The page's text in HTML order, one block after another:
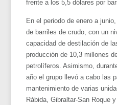
frente a los 5,5 dólares por
En el periodo de enero a
de barriles de crudo, con un
capacidad de destilación de
producción de 10,3 millones
petrolíferos. Asimismo,
año el grupo llevó a cabo las
mantenimiento de varias
Rábida, Gibraltar-San Roque